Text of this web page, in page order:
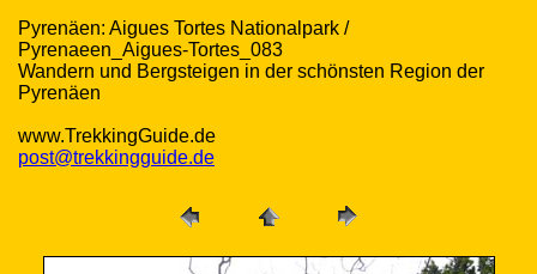
Pyrenäen: Aigues Tortes Nationalpark /
Pyrenaeen_Aigues-Tortes_083
Wandern und Bergsteigen in der schönsten Region der
Pyrenäen
www.TrekkingGuide.de
post@trekkingguide.de